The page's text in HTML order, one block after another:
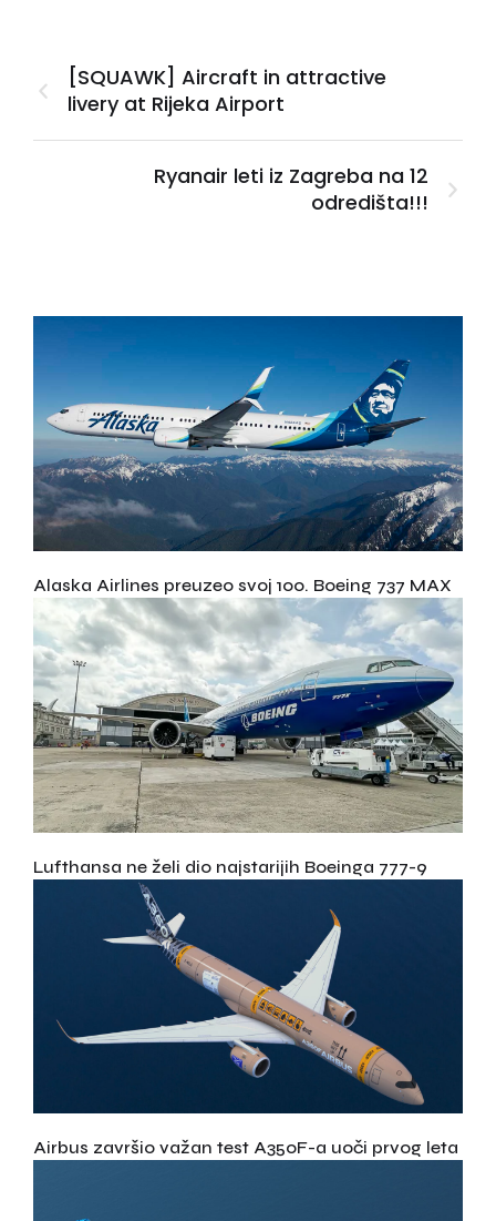
[SQUAWK] Aircraft in attractive
livery at Rijeka Airport
Ryanair leti iz Zagreba na 12
odredišta!!!
Alaska Airlines preuzeo svoj 100. Boeing 737 MAX
Lufthansa ne želi dio najstarijih Boeinga 777-9
Airbus završio važan test A350F-a uoči prvog leta